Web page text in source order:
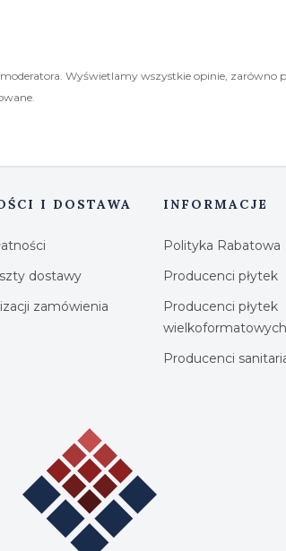
Wyświetlamy wszystkie opinie,
I DOSTAWA
dostawy
zamówienia
INFORMACJE
Polityka Rabatowa
Producenci płytek
Producenci płytek
Producenci